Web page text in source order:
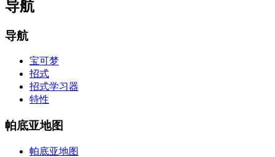
导航
导航
宝可梦
招式
招式学习器
特性
帕底亚地图
帕底亚地图